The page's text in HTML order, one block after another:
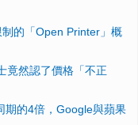
的「Open Printer」概
竟然認了價格「不正
期的4倍，Google與蘋果